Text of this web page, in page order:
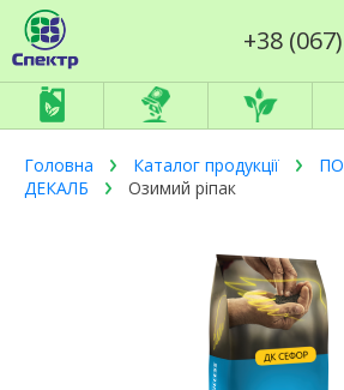
+38
Головна Каталог продукції
ДЕКАЛБ
Озимий ріпак